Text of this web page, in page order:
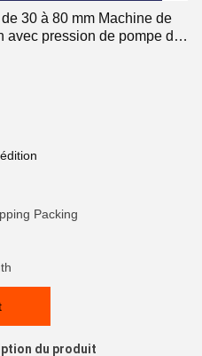
30 à 80 mm Machine de
avec pression de pompe de
Packing
du produit